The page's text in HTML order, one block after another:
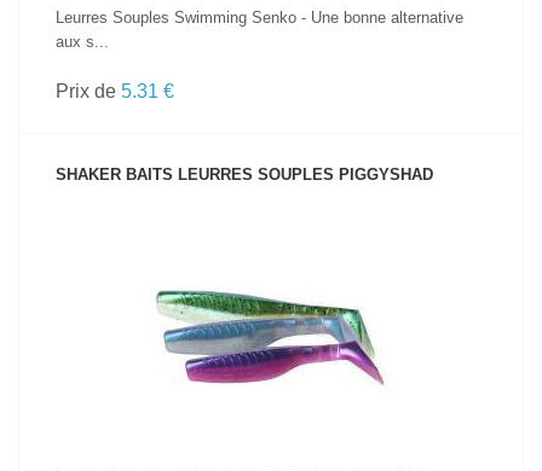
Leurres Souples Swimming Senko - Une bonne alternative
aux s...
Prix de 5.31 €
SHAKER BAITS LEURRES SOUPLES PIGGYSHAD
VOIR LE PRODUIT